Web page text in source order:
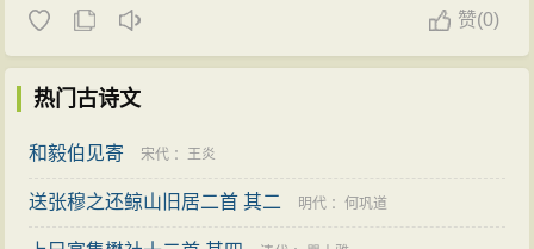
赞(0)
热门古诗文
和毅伯见寄 宋代 ：王炎
送张穆之还鲸山旧居二首 其二 明代 ：何巩道